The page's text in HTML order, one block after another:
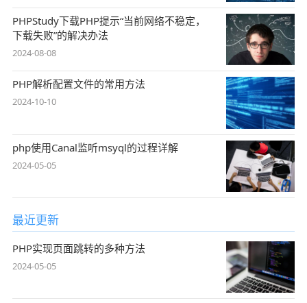
PHPStudy下载PHP提示“当前网络不稳定，
下载失败”的解决办法
2024-08-08
PHP解析配置文件的常用方法
2024-10-10
php使用Canal监听msyql的过程详解
2024-05-05
最近更新
PHP实现页面跳转的多种方法
2024-05-05